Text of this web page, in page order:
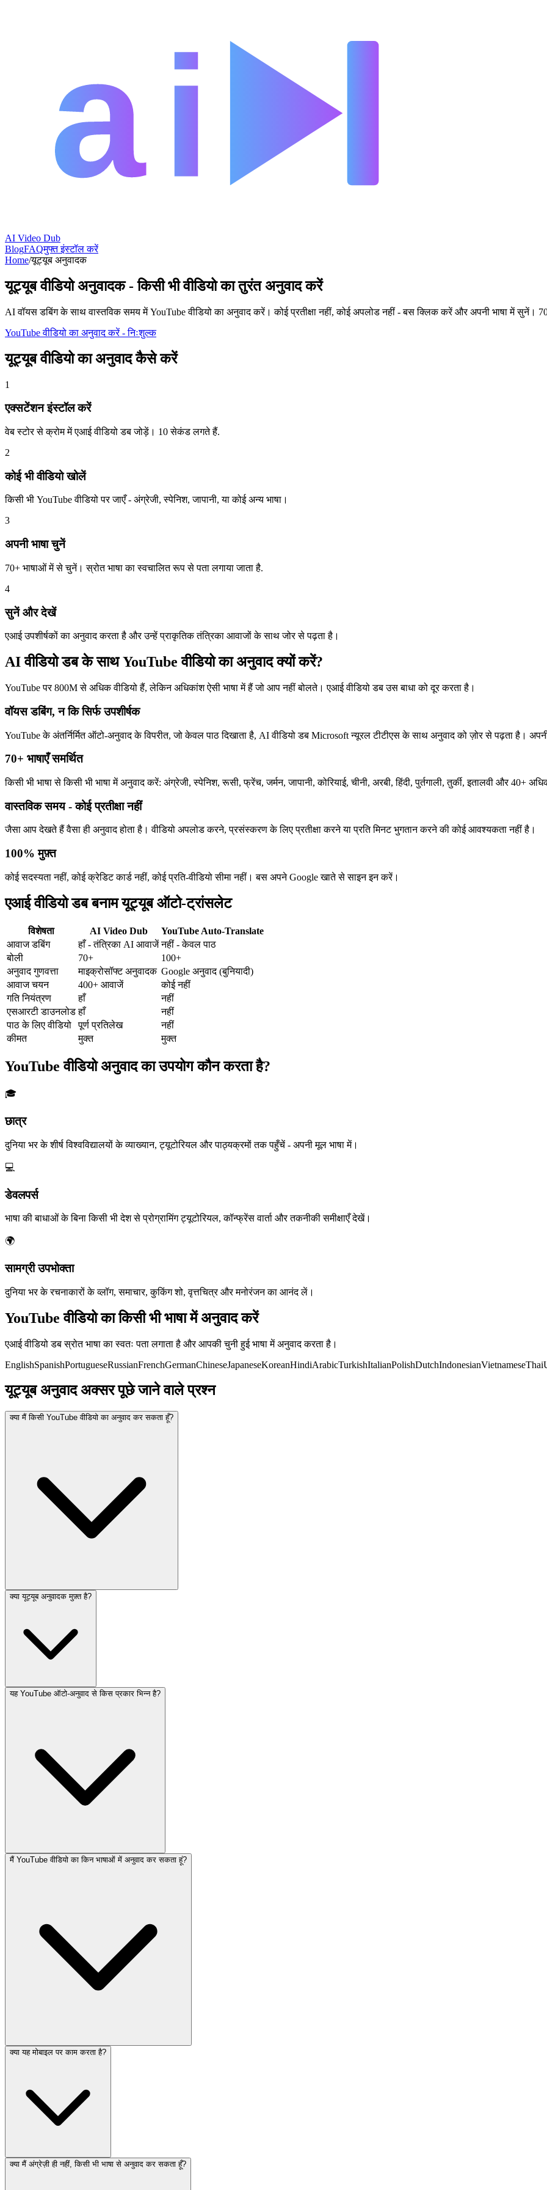
AI Video Dub
BlogFAQमुफ्त इंस्टॉल करें
Home/यूट्यूब अनुवादक
यूट्यूब वीडियो अनुवादक - किसी भी वीडियो का तुरंत अनुवाद करें
AI वॉयस डबिंग के साथ वास्तविक समय में YouTube वीडियो का अनुवाद करें। कोई प्रतीक्षा नहीं, कोई अपलोड नहीं - बस क्लिक करें और अपनी भाषा में सुनें।
YouTube वीडियो का अनुवाद करें - निःशुल्क
यूट्यूब वीडियो का अनुवाद कैसे करें
1
एक्सटेंशन इंस्टॉल करें
वेब स्टोर से क्रोम में एआई वीडियो डब जोड़ें। 10 सेकंड लगते हैं.
2
कोई भी वीडियो खोलें
किसी भी YouTube वीडियो पर जाएँ - अंग्रेजी, स्पेनिश, जापानी, या कोई अन्य भाषा।
3
अपनी भाषा चुनें
70+ भाषाओं में से चुनें। स्रोत भाषा का स्वचालित रूप से पता लगाया जाता है.
4
सुनें और देखें
एआई उपशीर्षकों का अनुवाद करता है और उन्हें प्राकृतिक तंत्रिका आवाजों के साथ जोर से पढ़ता है।
AI वीडियो डब के साथ YouTube वीडियो का अनुवाद क्यों करें?
YouTube पर 800M से अधिक वीडियो हैं, लेकिन अधिकांश ऐसी भाषा में हैं जो आप नहीं बोलते। एआई वीडियो डब उस बाधा को दूर करता है।
वॉयस डबिंग, न कि सिर्फ उपशीर्षक
YouTube के अंतर्निर्मित ऑटो-अनुवाद के विपरीत, जो केवल पाठ दिखाता है, AI वीडियो डब Microsoft न्यूरल टीटीएस के साथ अनुवाद को ज़ोर से पढ़ता है।
70+ भाषाएँ समर्थित
किसी भी भाषा से किसी भी भाषा में अनुवाद करें: अंग्रेजी, स्पेनिश, रूसी, फ्रेंच, जर्मन, जापानी, कोरियाई, चीनी, अरबी, हिंदी, पुर्तगाली, तुर्की, इतालवी और 40+
वास्तविक समय - कोई प्रतीक्षा नहीं
जैसा आप देखते हैं वैसा ही अनुवाद होता है। वीडियो अपलोड करने, प्रसंस्करण के लिए प्रतीक्षा करने या प्रति मिनट भुगतान करने की कोई आवश्यकता नहीं है।
100% मुफ़्त
कोई सदस्यता नहीं, कोई क्रेडिट कार्ड नहीं, कोई प्रति-वीडियो सीमा नहीं। बस अपने Google खाते से साइन इन करें।
एआई वीडियो डब बनाम यूट्यूब ऑटो-ट्रांसलेट
विशेषता AI Video Dub
YouTube Auto-Translate
आवाज डबिंग
हाँ - तंत्रिका AI आवाजें नहीं - केवल पाठ
बोली
70+
100+
अनुवाद गुणवत्ता
माइक्रोसॉफ्ट अनुवादक Google अनुवाद (बुनियादी)
आवाज चयन
400+ आवाजें
कोई नहीं
गति नियंत्रण
हाँ
नहीं
एसआरटी डाउनलोड हाँ
नहीं
पाठ के लिए वीडियो
पूर्ण प्रतिलेख
नहीं
कीमत
मुक्त मुक्त
YouTube वीडियो अनुवाद का उपयोग कौन करता है?
🎓
छात्र
दुनिया भर के शीर्ष विश्वविद्यालयों के व्याख्यान, ट्यूटोरियल और पाठ्यक्रमों तक पहुँचें - अपनी मूल भाषा में।
💻
डेवलपर्स
भाषा की बाधाओं के बिना किसी भी देश से प्रोग्रामिंग ट्यूटोरियल, कॉन्फ्रेंस वार्ता और तकनीकी समीक्षाएँ देखें।
🌍
सामग्री उपभोक्ता
दुनिया भर के रचनाकारों के व्लॉग, समाचार, कुकिंग शो, वृत्तचित्र और मनोरंजन का आनंद लें।
YouTube वीडियो का किसी भी भाषा में अनुवाद करें
एआई वीडियो डब स्रोत भाषा का स्वतः पता लगाता है और आपकी चुनी हुई भाषा में अनुवाद करता है।
EnglishSpanishPortugueseRussianFrenchGermanChineseJapaneseKoreanHindiArabicTurkishItalianPolishDutchIndonesianVietnameseThai
यूट्यूब अनुवाद अक्सर पूछे जाने वाले प्रश्न
क्या मैं किसी YouTube वीडियो का अनुवाद कर सकता हूँ?
क्या यूट्यूब अनुवादक मुफ़्त है?
यह YouTube ऑटो-अनुवाद से किस प्रकार भिन्न है?
मैं YouTube वीडियो का किन भाषाओं में अनुवाद कर सकता हूं?
क्या यह मोबाइल पर काम करता है?
क्या मैं अंग्रेज़ी ही नहीं, किसी भी भाषा से अनुवाद कर सकता हूँ?